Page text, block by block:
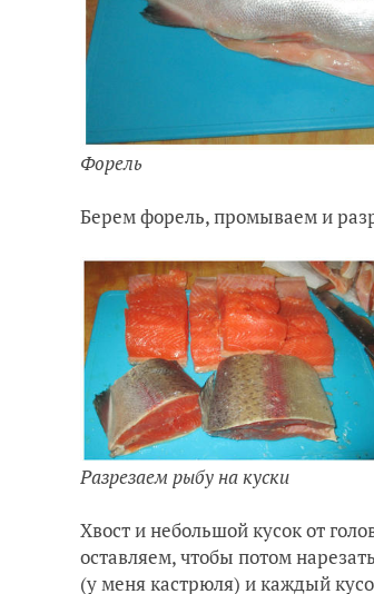
Форель
Берем форель, промываем и
Разрезаем рыбу на куски
Хвост и небольшой кусок от
оставляем, чтобы потом
(у меня кастрюля) и каждый